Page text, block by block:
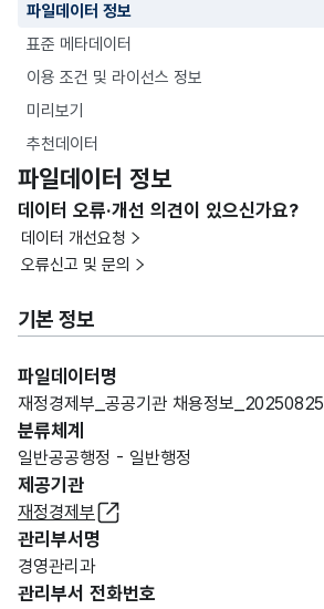
파일데이터 정보
표준 메타데이터
이용 조건 및 라이선스 정보
미리보기
추천데이터
파일데이터 정보
데이터 오류·개선 의견이 있으신가요?
데이터 개선요청
오류신고 및 문의
기본 정보
파일데이터명
재정경제부_공공기관 채용정보_20250825
분류체계
일반공공행정 - 일반행정
제공기관
재정경제부
관리부서명
경영관리과
관리부서 전화번호